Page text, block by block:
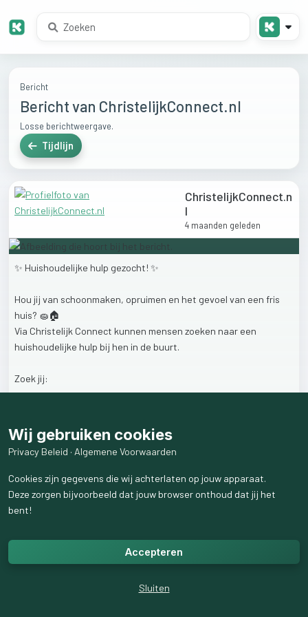
Bericht
Bericht van ChristelijkConnect.nl
Losse berichtweergave.
Tijdlijn
ChristelijkConnect.n
l
4 maanden geleden
✨ Huishoudelijke hulp gezocht! ✨
Hou jij van schoonmaken, opruimen en het gevoel van een fris
huis? 🧽🏠
Via Christelijk Connect kunnen mensen zoeken naar een
huishoudelijke hulp bij hen in de buurt.
Zoek jij:
📍Bij
buurt
🤝Betekenisvolcontact
👉 Maak nogje profiel aan en laat
beschikbaar bent!
#schoonmaken#bijbaan
Wij gebruiken cookies
Privacy Beleid · Algemene Voorwaarden
Cookies zijn gegevens die wij achterlaten op jouw apparaat.
Deze zorgen bijvoorbeeld dat jouw browser onthoud dat jij het
bent!
Accepteren
Sluiten